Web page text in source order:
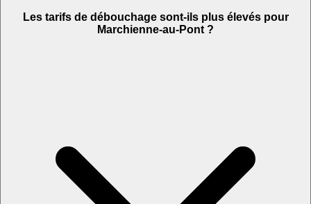
Les tarifs de débouchage sont-ils plus élevés pour
Marchienne-au-Pont ?